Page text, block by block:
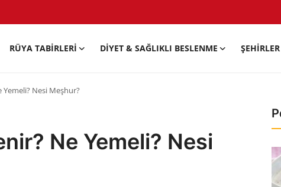
RÜYA TABIRLERI DIYET & SAĞLIKLI BESLENME ŞEHIRLER
Nesi Meşhur?
Ne Yemeli? Nesi